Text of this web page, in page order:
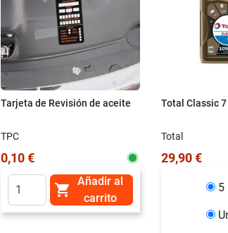
Tarjeta de Revisión de aceite
TPC
0,10 €

Añadir al
carrito
Total Classic
Total
29,90 €
5